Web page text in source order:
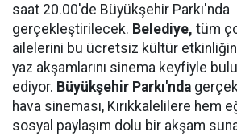
saat 20.00'de Büyükşehir Parkı'nda
gerçekleştirilecek. Belediye, tüm
ailelerini bu ücretsiz kültür
yaz akşamlarını sinema keyfiyle
ediyor. Büyükşehir Parkı'nda
hava sineması, Kırıkkalelilere hem
sosyal paylaşım dolu bir akşam